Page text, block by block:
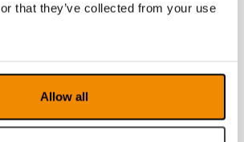
that they’ve collected from your use
Allow all